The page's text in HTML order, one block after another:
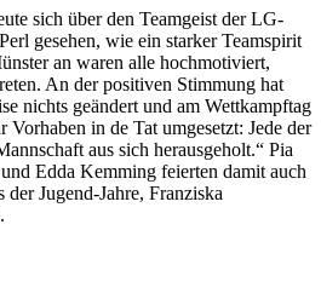
sich über den Teamgeist der LG-
gesehen, wie ein starker Teamspirit
an waren alle hochmotiviert,
An der positiven Stimmung hat
nichts geändert und am Wettkampftag
Vorhaben in de Tat umgesetzt: Jede der
aus sich herausgeholt.“ Pia
Edda Kemming feierten damit auch
Jugend-Jahre, Franziska